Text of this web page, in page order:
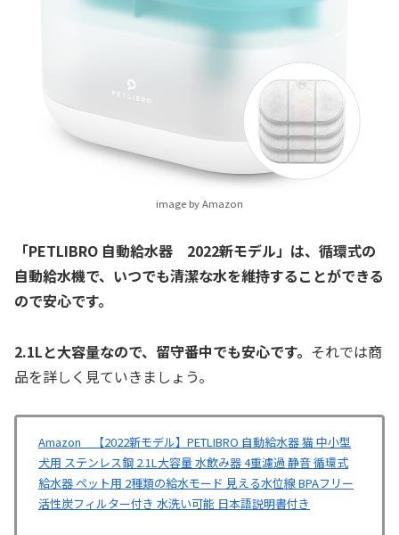
image by Amazon
「PETLIBRO 自動給水器 2022新モデル」 は、循環式の
自動給水機で、いつでも清潔な水を維持することができる
ので安心です。
2.1Lと大容量なので、留守番中でも安心です。 それでは商
品を詳しく見ていきましょう。
Amazon 【2022新モデル】PETLIBRO 自動給水器 猫 中小型
犬用 ステンレス鋼 2.1L大容量 水飲み器 4重濾過 静音 循環式
給水器 ペット用 2種類の給水モード 見える水位線 BPAフリー
活性炭フィルター付き 水洗い可能 日本語説明書付き